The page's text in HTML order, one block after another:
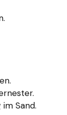
Sand.